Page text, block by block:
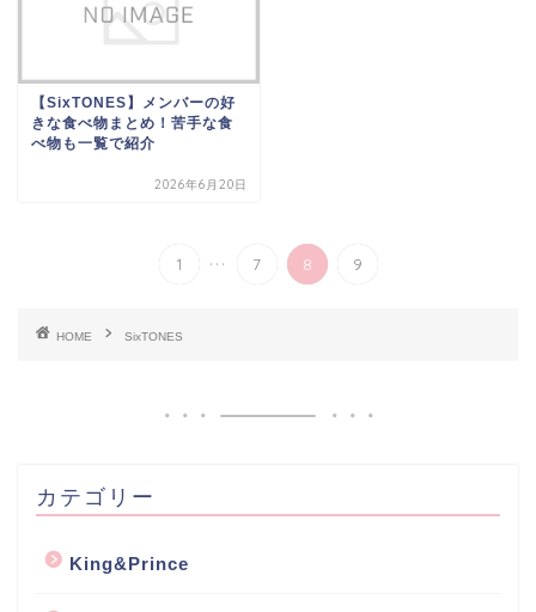
【SixTONES】メンバーの好
きな食べ物まとめ！苦手な食
べ物も一覧で紹介
2026年6月20日
1 ... 7 8 9
HOME SixTONES
カテゴリー
King&Prince